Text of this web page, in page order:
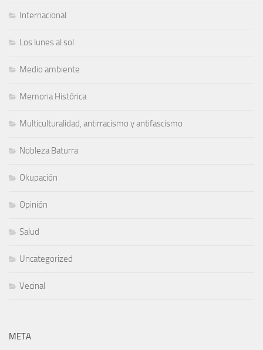
Internacional
Los lunes al sol
Medio ambiente
Memoria Histórica
Multiculturalidad, antirracismo y antifascismo
Nobleza Baturra
Okupación
Opinión
Salud
Uncategorized
Vecinal
META